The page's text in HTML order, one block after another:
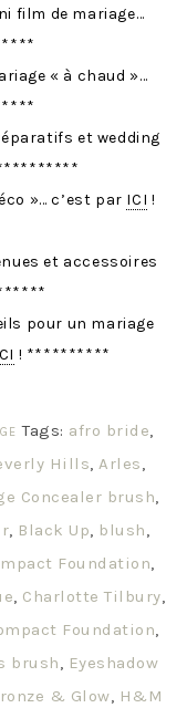
film de mariage…
« à chaud »…
et wedding
»… c’est par ICI !
et accessoires
pour un mariage
! **********
Tags: afro bride,
Hills, Arles,
Concealer brush,
, Black Up, blush,
Foundation,
, Charlotte Tilbury,
Foundation,
brush, Eyeshadow
& Glow, H&M